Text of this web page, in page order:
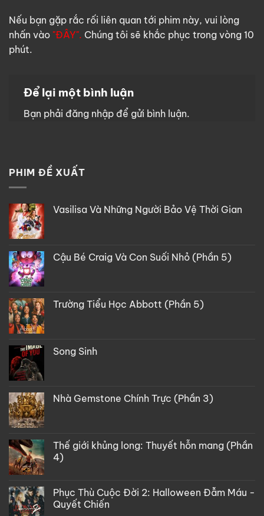
Nếu bạn gặp rắc rối liên quan tới phim này, vui lòng
nhấn vào "ĐÂY". Chúng tôi sẽ khắc phục trong vòng 10
phút.
Để lại một bình luận
Bạn phải đăng nhập để gửi bình luận.
PHIM ĐỀ XUẤT
Vasilisa Và Những Người Bảo Vệ Thời Gian
Cậu Bé Craig Và Con Suối Nhỏ (Phần 5)
Trường Tiểu Học Abbott (Phần 5)
Song Sinh
Nhà Gemstone Chính Trực (Phần 3)
Thế giới khủng long: Thuyết hỗn mang (Phần
4)
Phục Thù Cuộc Đời 2: Halloween Đẫm Máu -
Quyết Chiến